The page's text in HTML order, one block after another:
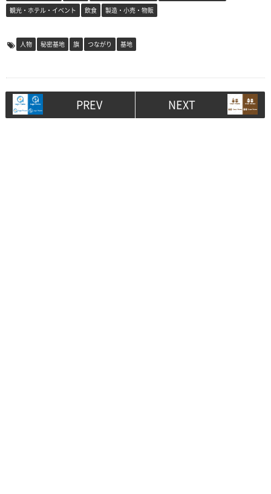
観光・ホテル・イベント
飲食 製造・小売・物販
人物 秘密基地 旗 つながり 基地
PREV NEXT